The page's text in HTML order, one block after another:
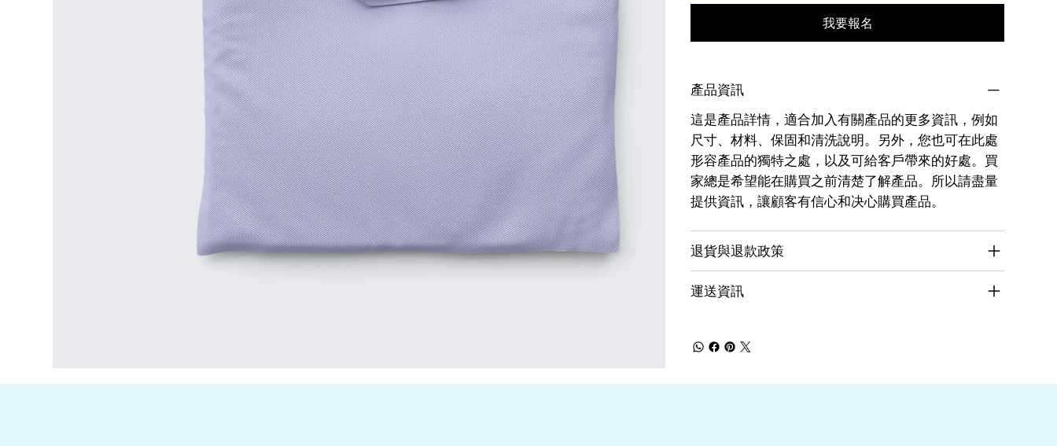
我要報名
產品資訊
這是產品詳情，適合加入有關產品的更多資訊，例如
尺寸、材料、保固和清洗說明。另外，您也可在此處
形容產品的獨特之處，以及可給客戶帶來的好處。買
家總是希望能在購買之前清楚了解產品。所以請盡量
提供資訊，讓顧客有信心和决心購買產品。
退貨與退款政策
運送資訊